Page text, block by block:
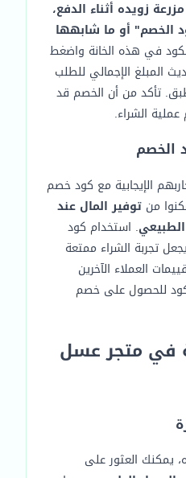
زويده أثناء الدفع،
الخصم" أو ما شابهها
في هذه الخانة واضغط
المبلغ الإجمالي للطلب
تأكد من أن الخصم قد
الشراء.
الخصم
الإيجابية مع كود خصم
من توفير المال عند
. استخدام كود
تجربة الشراء ممتعة
العملاء الآخرين
للحصول على خصم
في متجر عسل
يمكنك العثور على